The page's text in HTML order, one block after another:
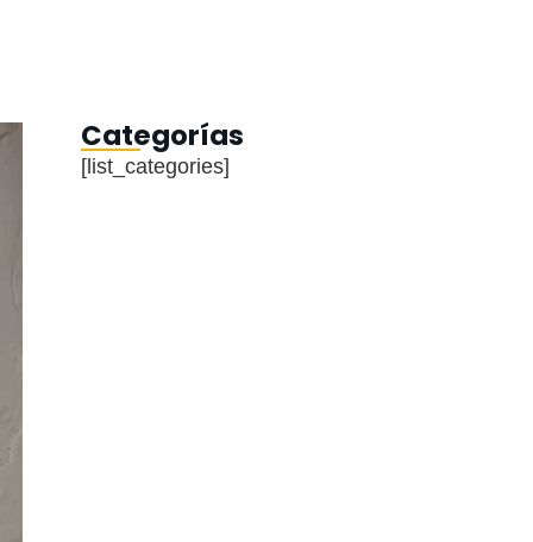
Categorías
[list_categories]